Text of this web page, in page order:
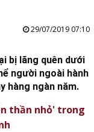
29/07/2019 07:10
bị lãng quên dưới
người ngoài hành
hàng ngàn năm.
thần nhỏ' trong